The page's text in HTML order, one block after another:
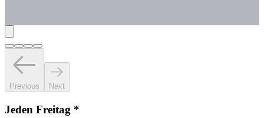
Previous Next
Jeden Freitag *